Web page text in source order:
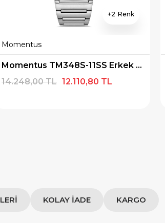
2
Momentus
Momentus TM348S-11SS Erkek Kol Saati
12.110,80 TL
14.248,00 TL
KOLAY İADE KARGO